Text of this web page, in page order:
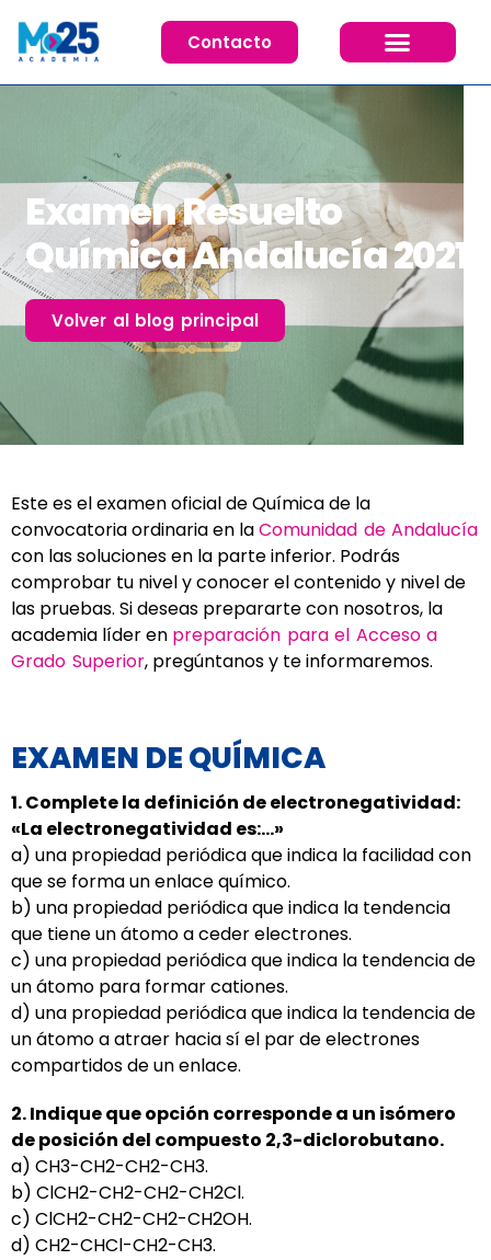
Contacto
Examen Resuelto
Química Andalucía 2021
Volver al blog principal
Este es el examen oficial de Química de la
convocatoria ordinaria en laComunidad de Andalucía
con las soluciones en la parte inferior. Podrás
comprobar tu nivel y conocer el contenido y nivel de
las pruebas. Si deseas prepararte con nosotros, la
academia líder en preparación para el Acceso a
Grado Superior, pregúntanos y te informaremos.
EXAMEN DE QUÍMICA
1. Complete la definición de electronegatividad:
«La electronegatividad es:…»
a) una propiedad periódica que indica la facilidad con
que se forma un enlace químico.
b) una propiedad periódica que indica la tendencia
que tiene un átomo a ceder electrones.
c) una propiedad periódica que indica la tendencia de
un átomo para formar cationes.
d) una propiedad periódica que indica la tendencia de
un átomo a atraer hacia sí el par de electrones
compartidos de un enlace.
2. Indique que opción corresponde a un isómero
de posición del compuesto 2,3-diclorobutano.
a) CH3-CH2-CH2-CH3.
b) ClCH2-CH2-CH2-CH2Cl.
c) ClCH2-CH2-CH2-CH2OH.
d) CH2-CHCl-CH2-CH3.